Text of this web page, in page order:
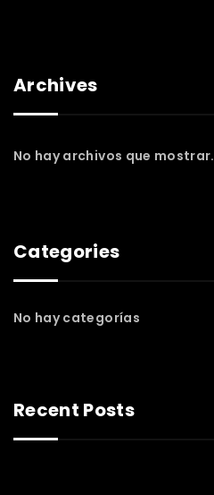
Archives
No hay archivos que mostrar.
Categories
No hay categorías
Recent Posts